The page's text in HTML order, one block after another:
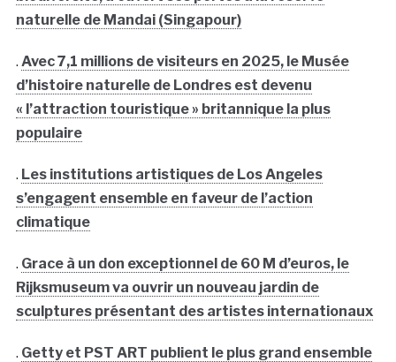
naturelle de Mandai (Singapour)
. Avec 7,1 millions de visiteurs en 2025, le Musée
d’histoire naturelle de Londres est devenu
« l’attraction touristique » britannique la plus
populaire
. Les institutions artistiques de Los Angeles
s’engagent ensemble en faveur de l’action
climatique
. Grace à un don exceptionnel de 60 M d’euros, le
Rijksmuseum va ouvrir un nouveau jardin de
sculptures présentant des artistes internationaux
. Getty et PST ART publient le plus grand ensemble